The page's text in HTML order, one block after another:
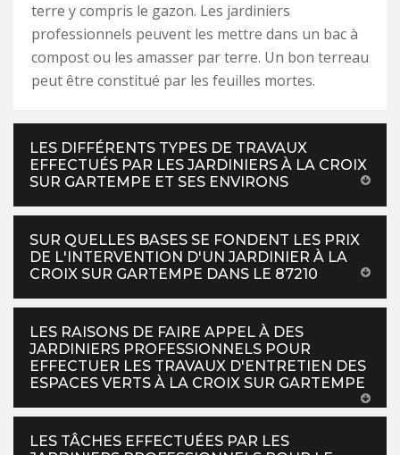
terre y compris le gazon. Les jardiniers
professionnels peuvent les mettre dans un bac à
compost ou les amasser par terre. Un bon terreau
peut être constitué par les feuilles mortes.
LES DIFFÉRENTS TYPES DE TRAVAUX
EFFECTUÉS PAR LES JARDINIERS À LA CROIX
SUR GARTEMPE ET SES ENVIRONS
SUR QUELLES BASES SE FONDENT LES PRIX
DE L'INTERVENTION D'UN JARDINIER À LA
CROIX SUR GARTEMPE DANS LE 87210
LES RAISONS DE FAIRE APPEL À DES
JARDINIERS PROFESSIONNELS POUR
EFFECTUER LES TRAVAUX D'ENTRETIEN DES
ESPACES VERTS À LA CROIX SUR GARTEMPE
LES TÂCHES EFFECTUÉES PAR LES